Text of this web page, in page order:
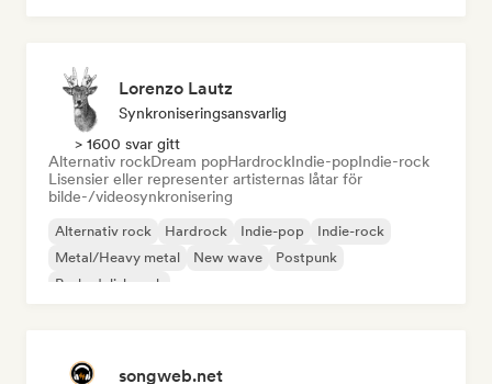
Lorenzo Lautz
Synkroniseringsansvarlig
> 1600 svar gitt
Alternativ rockDream popHardrockIndie-popIndie-rock
Lisensier eller representer artisternas låtar för
bilde-/videosynkronisering
Alternativ rock Hardrock Indie-pop
Indie-rock
Metal/Heavy metal
New wave
Postpunk
Psykedelisk rock
songweb.net